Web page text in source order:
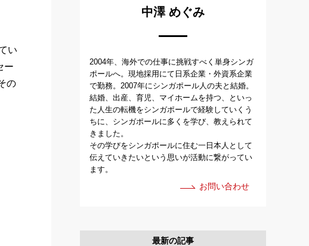
い
ー
の
中澤 めぐみ
2004年、海外での仕事に挑戦すべく単身シンガ
ポールへ。現地採用にて日系企業・外資系企業
で勤務。2007年にシンガポール人の夫と結婚。
結婚、出産、育児、マイホームを持つ、といっ
た人生の転機をシンガポールで経験していくう
ちに、シンガポールに多くを学び、教えられて
きました。
その学びをシンガポールに住む一日本人として
伝えていきたいという思いが活動に繋がってい
ます。
お問い合わせ
最新の記事